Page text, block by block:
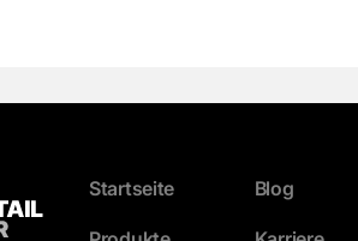
Startseite Blog